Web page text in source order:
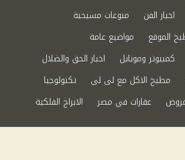
اخبار الفن
منوعات مسيحية
الموقع
مواضيع عامة
كمبيوتر وموبايل
اخبار الحق والضلال
مطبخ الاكل مع لى لى
تكنولوجيا
عقارات في مصر
الابراج الفلكية